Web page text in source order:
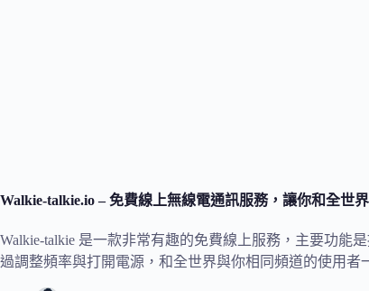
Walkie-talkie.io – 免費線上無線電通訊服務，讓你和全世
Walkie-talkie 是一款非常有趣的免費線上服務，主要功能
過調整頻率與打開電源，和全世界與你相同頻道的使用者